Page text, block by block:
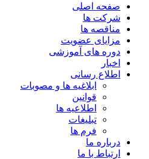
صفحه اصلی
شرکت ها
مناقصه ها
مزایای عضویت
دوره های آموزشی
اخبار
اطلاع رسانی
ابلاغیه ها و مصوبات
قوانین
اطلاعیه ها
تبلیغات
فرم ها
درباره ما
ارتباط با ما